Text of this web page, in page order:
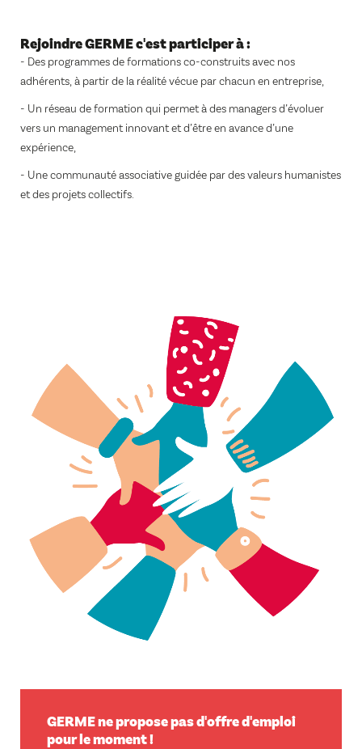
Rejoindre GERME c'est participer à :
- Des programmes de formations co-construits avec nos
adhérents, à partir de la réalité vécue par chacun en entreprise,
- Un réseau de formation qui permet à des managers d’évoluer
vers un management innovant et d’être en avance d’une
expérience,
- Une communauté associative guidée par des valeurs humanistes
et des projets collectifs.
GERME ne propose pas d'offre d'emploi
pour le moment !